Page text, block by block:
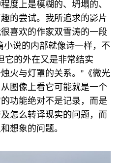
度上是模糊的、坍塌的、
的尝试。我所追求的影片
喜欢的作家双雪涛的一段
小说的内部就像诗一样，不
它的外在又是非常结实
火与灯罩的关系。”《微光
图像上看它可能就是一个
功能绝对不是记录，而是
怎么转译现实的问题，而
想象的问题。